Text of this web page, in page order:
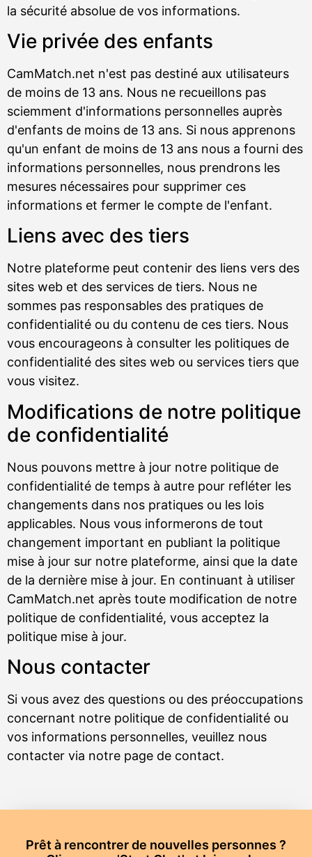
la sécurité absolue de vos informations.
Vie privée des enfants
CamMatch.net n'est pas destiné aux utilisateurs
de moins de 13 ans. Nous ne recueillons pas
sciemment d'informations personnelles auprès
d'enfants de moins de 13 ans. Si nous apprenons
qu'un enfant de moins de 13 ans nous a fourni des
informations personnelles, nous prendrons les
mesures nécessaires pour supprimer ces
informations et fermer le compte de l'enfant.
Liens avec des tiers
Notre plateforme peut contenir des liens vers des
sites web et des services de tiers. Nous ne
sommes pas responsables des pratiques de
confidentialité ou du contenu de ces tiers. Nous
vous encourageons à consulter les politiques de
confidentialité des sites web ou services tiers que
vous visitez.
Modifications de notre politique
de confidentialité
Nous pouvons mettre à jour notre politique de
confidentialité de temps à autre pour refléter les
changements dans nos pratiques ou les lois
applicables. Nous vous informerons de tout
changement important en publiant la politique
mise à jour sur notre plateforme, ainsi que la date
de la dernière mise à jour. En continuant à utiliser
CamMatch.net après toute modification de notre
politique de confidentialité, vous acceptez la
politique mise à jour.
Nous contacter
Si vous avez des questions ou des préoccupations
concernant notre politique de confidentialité ou
vos informations personnelles, veuillez nous
contacter via notre page de contact.
Prêt à rencontrer de nouvelles personnes ?